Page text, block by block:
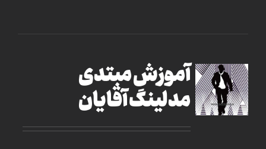
آموزش مبتدی
مدلینگ آقایان